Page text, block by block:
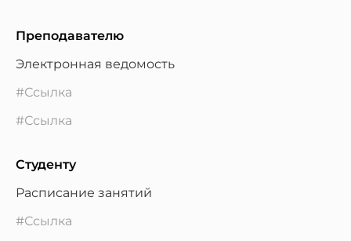
Преподавателю
Электронная ведомость
#Ссылка
#Ссылка
Студенту
Расписание занятий
#Ссылка